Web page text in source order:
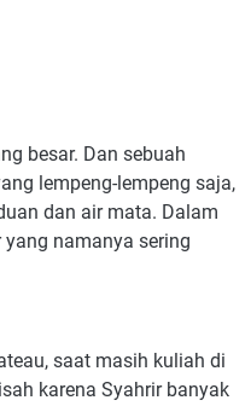
besar. Dan sebuah
lempeng-lempeng saja,
dan air mata. Dalam
namanya sering
saat masih kuliah di
karena Syahrir banyak